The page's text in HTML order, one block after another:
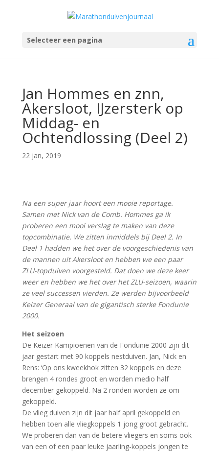
Selecteer een pagina
Jan Hommes en znn,
Akersloot, IJzersterk op
Middag- en
Ochtendlossing (Deel 2)
22 jan, 2019
Na een super jaar hoort een mooie reportage.
Samen met Nick van de Comb. Hommes ga ik
proberen een mooi verslag te maken van deze
topcombinatie. We zitten inmiddels bij Deel 2. In
Deel 1 hadden we het over de voorgeschiedenis van
de mannen uit Akersloot en hebben we een paar
ZLU-topduiven voorgesteld. Dat doen we deze keer
weer en hebben we het over het ZLU-seizoen, waarin
ze veel successen vierden. Ze werden bijvoorbeeld
Keizer Generaal van de gigantisch sterke Fondunie
2000.
Het seizoen
De Keizer Kampioenen van de Fondunie 2000 zijn dit
jaar gestart met 90 koppels nestduiven. Jan, Nick en
Rens: ‘Op ons kweekhok zitten 32 koppels en deze
brengen 4 rondes groot en worden medio half
december gekoppeld. Na 2 ronden worden ze om
gekoppeld.
De vlieg duiven zijn dit jaar half april gekoppeld en
hebben toen alle vliegkoppels 1 jong groot gebracht.
We proberen dan van de betere vliegers en soms ook
van een of een paar leuke jaarling-koppels jongen te